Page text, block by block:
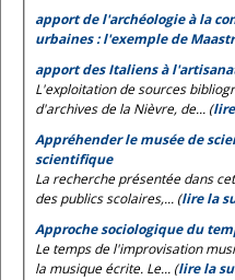
apport de l'archéologie à la
apport des Italiens à
L'exploitation de sources
d'archives de la Nièvre, de... (
Appréhender le musée de
scientifique
La recherche présentée dans
des publics scolaires,... (lire la
Approche sociologique du
Le temps de l'improvisation
la musique écrite. Le... (lire la